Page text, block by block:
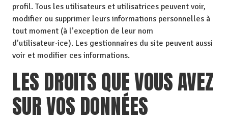
profil. Tous les utilisateurs et utilisatrices peuvent voir,
modifier ou supprimer leurs informations personnelles à
tout moment (à l’exception de leur nom
d’utilisateur·ice). Les gestionnaires du site peuvent aussi
voir et modifier ces informations.
LES DROITS QUE VOUS AVEZ
SUR VOS DONNÉES